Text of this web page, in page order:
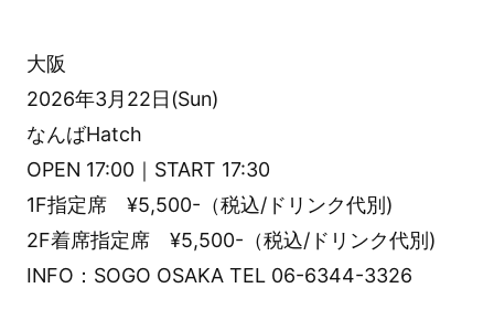
大阪
2026年3月22日(Sun)
なんばHatch
OPEN 17:00｜START 17:30
1F指定席 ¥5,500-（税込/ドリンク代別)
2F着席指定席 ¥5,500-（税込/ドリンク代別)
INFO：SOGO OSAKA TEL 06-6344-3326